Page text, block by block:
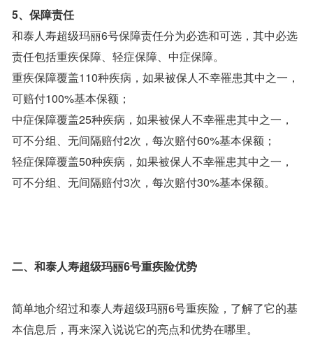
5、保障责任
和泰人寿超级玛丽6号保障责任分为必选和可选，其中必选
责任包括重疾保障、轻症保障、中症保障。
重疾保障覆盖110种疾病，如果被保人不幸罹患其中之一，
可赔付100%基本保额；
中症保障覆盖25种疾病，如果被保人不幸罹患其中之一，
可不分组、无间隔赔付2次，每次赔付60%基本保额；
轻症保障覆盖50种疾病，如果被保人不幸罹患其中之一，
可不分组、无间隔赔付3次，每次赔付30%基本保额。
二、和泰人寿超级玛丽6号重疾险优势
简单地介绍过和泰人寿超级玛丽6号重疾险，了解了它的基
本信息后，再来深入说说它的亮点和优势在哪里。